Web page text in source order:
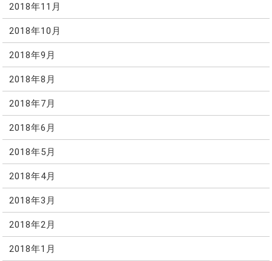
2018年11月
2018年10月
2018年9月
2018年8月
2018年7月
2018年6月
2018年5月
2018年4月
2018年3月
2018年2月
2018年1月